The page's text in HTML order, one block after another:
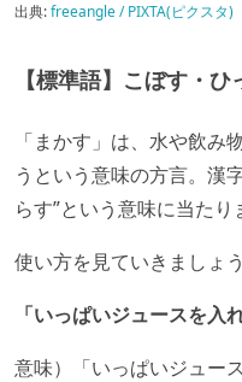
出典:freeangle / PIXTA(ピクスタ)
【標準語】こぼす・
「まかす」は、水や飲み
うという意味の方言。漢
らす”という意味に当たり
使い方を見ていきましょ
「いっぱいジュースを入
意味）「いっぱいジュー